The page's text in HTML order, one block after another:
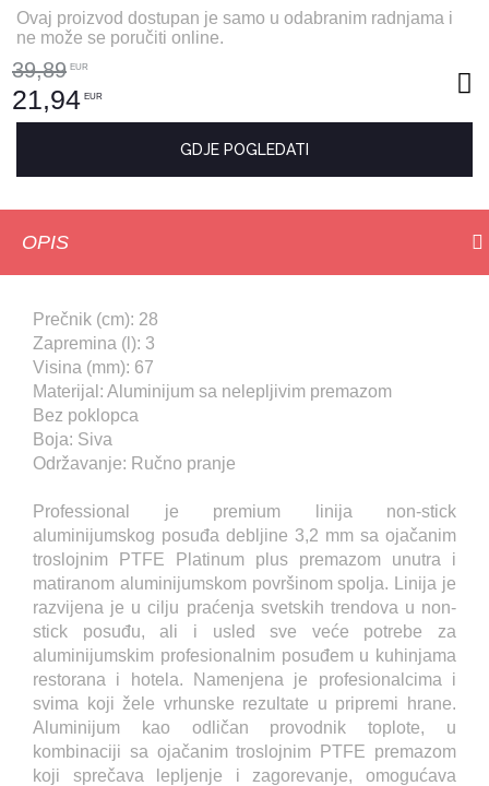
Ovaj proizvod dostupan je samo u odabranim radnjama i
ne može se poručiti online.
39,89 EUR
21,94 EUR
GDJE POGLEDATI
OPIS
Prečnik (cm): 28
Zapremina (l): 3
Visina (mm): 67
Materijal: Aluminijum sa nelepljivim premazom
Bez poklopca
Boja: Siva
Održavanje: Ručno pranje
Professional je premium linija non-stick
aluminijumskog posuđa debljine 3,2 mm sa ojačanim
troslojnim PTFE Platinum plus premazom unutra i
matiranom aluminijumskom površinom spolja. Linija je
razvijena je u cilju praćenja svetskih trendova u non-
stick posuđu, ali i usled sve veće potrebe za
aluminijumskim profesionalnim posuđem u kuhinjama
restorana i hotela. Namenjena je profesionalcima i
svima koji žele vrhunske rezultate u pripremi hrane.
Aluminijum kao odličan provodnik toplote, u
kombinaciji sa ojačanim troslojnim PTFE premazom
koji sprečava lepljenje i zagorevanje, omogućava